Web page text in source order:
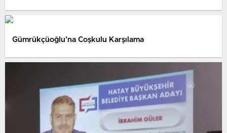
Gümrükçüoğlu’na Coşkulu Karşılama